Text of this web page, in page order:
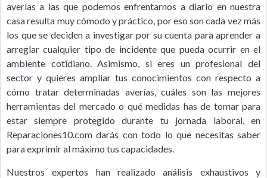
averías a las que podemos enfrentarnos a diario en nuestra
casa resulta muy cómodo y práctico, por eso son cada vez más
los que se deciden a investigar por su cuenta para aprender a
arreglar cualquier tipo de incidente que pueda ocurrir en el
ambiente cotidiano. Asimismo, si eres un profesional del
sector y quieres ampliar tus conocimientos con respecto a
cómo tratar determinadas averías, cuáles son las mejores
herramientas del mercado o qué medidas has de tomar para
estar siempre protegido durante tu jornada laboral, en
Reparaciones10.com darás con todo lo que necesitas saber
para exprimir al máximo tus capacidades.
Nuestros expertos han realizado análisis exhaustivos y